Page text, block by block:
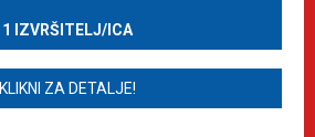
1 IZVRŠITELJ/ICA
KLIKNI ZA DETALJE!